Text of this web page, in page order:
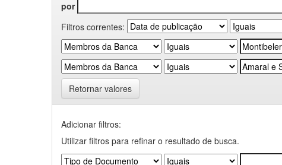
por
Filtros correntes:
Retornar valores
Adicionar filtros:
Utilizar filtros para refinar o resultado de busca.